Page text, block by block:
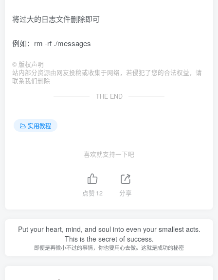
将过大的日志文件删除即可
例如：rm -rf ./messages
© 版权声明
站内部分资源由网友投稿或收集于网络，若侵犯了您的合法权益，请
联系我们删除
THE END
实用教程
喜欢就支持一下吧
点赞 12 分享
Put your heart, mind, and soul into even your smallest acts.
This is the secret of success.
即便是再微小不过的事情，你也要用心去做。这就是成功的秘密